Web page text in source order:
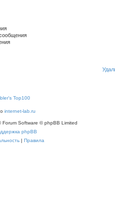
internet-lab.ru
Forum Software © phpBB Limited
phpBB
| Правила